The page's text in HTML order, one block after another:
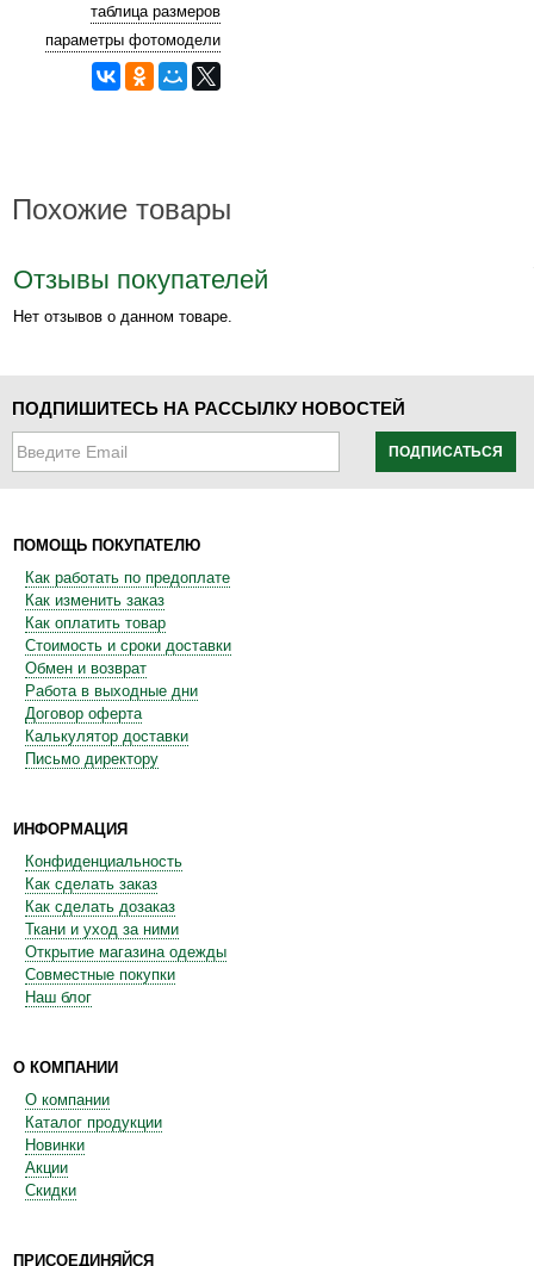
таблица размеров
параметры фотомодели
Похожие товары
Отзывы покупателей
Нет отзывов о данном товаре.
ПОДПИШИТЕСЬ НА РАССЫЛКУ НОВОСТЕЙ
ПОДПИСАТЬСЯ
ПОМОЩЬ ПОКУПАТЕЛЮ
Как работать по предоплате
Как изменить заказ
Как оплатить товар
Стоимость и сроки доставки
Обмен и возврат
Работа в выходные дни
Договор оферта
Калькулятор доставки
Письмо директору
ИНФОРМАЦИЯ
Конфиденциальность
Как сделать заказ
Как сделать дозаказ
Ткани и уход за ними
Открытие магазина одежды
Совместные покупки
Наш блог
О КОМПАНИИ
О компании
Каталог продукции
Новинки
Акции
Скидки
ПРИСОЕДИНЯЙСЯ